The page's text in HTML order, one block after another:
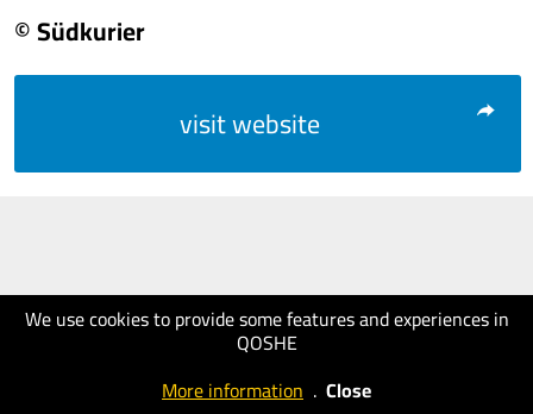
We use cookies to provide some features and experiences in
QOSHE
More information . Close
© Südkurier
visit website